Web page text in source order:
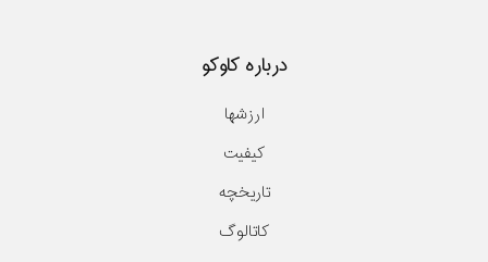
درباره کاوکو
ارزشها
کیفیت
تاریخچه
کاتالوگ